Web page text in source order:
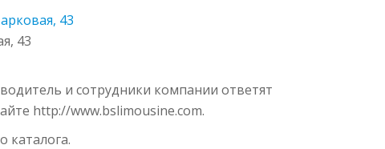
43
43
и сотрудники компании ответят
http://www.bslimousine.com.
каталога.